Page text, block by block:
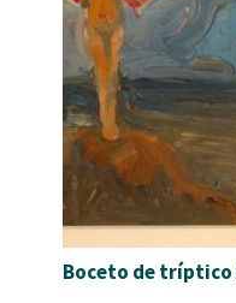
Boceto de tríptico